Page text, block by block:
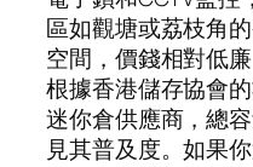
區如觀塘或荔枝角
空間，價錢相對低
根據香港儲存協會
迷你倉供應商，總
見其普及度。如果